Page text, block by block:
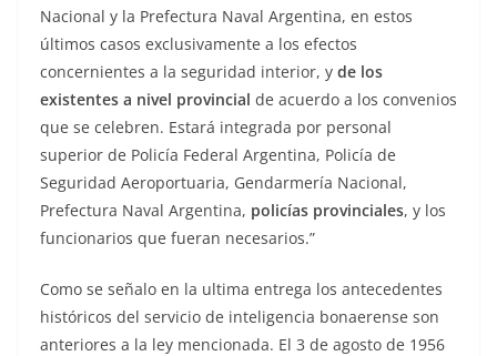
Nacional y la Prefectura Naval Argentina, en estos
últimos casos exclusivamente a los efectos
concernientes a la seguridad interior, y de los
existentes a nivel provincial de acuerdo a los convenios
que se celebren. Estará integrada por personal
superior de Policía Federal Argentina, Policía de
Seguridad Aeroportuaria, Gendarmería Nacional,
Prefectura Naval Argentina, policías provinciales, y los
funcionarios que fueran necesarios.”
Como se señalo en la ultima entrega los antecedentes
históricos del servicio de inteligencia bonaerense son
anteriores a la ley mencionada. El 3 de agosto de 1956